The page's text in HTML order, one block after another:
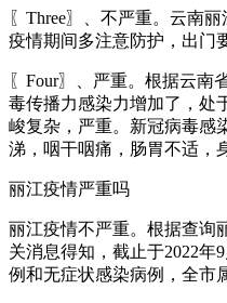
〖Three〗、不严重。云南
疫情期间多注意防护，出门
〖Four〗、严重。根据云南
毒传播力感染力增加了，处
峻复杂，严重。新冠病毒感
涕，咽干咽痛，肠胃不适，
丽江疫情严重吗
丽江疫情不严重。根据查询
关消息得知，截止于2022年
例和无症状感染病例，全市